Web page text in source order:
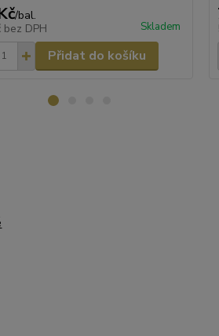
/bal.
bez DPH Skladem
Přidat do košíku